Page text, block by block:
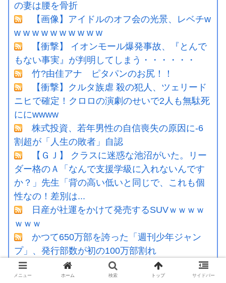
の妻は腰を骨折
【画像】アイドルのオフ会の光景、レベチw
w w w w w w w w w w
【衝撃】 イオンモール爆発事故、『とんで
もない事実』が判明してしまう・・・・・・
竹?由佳アナ ピタパンのお尻！！
【衝撃】クルタ族虐 殺の犯人、ツェリード
ニヒで確定！クロロの演劇のせいで2人も無駄死
ににwwww
株式投資、若年男性の自信喪失の原因に-6
割超が「人生の敗者」自認
【ＧＪ】 クラスに迷惑な池沼がいた。リー
ダー格のＡ「なんで支援学級に入れないんです
か？」先生「背の高い低いと同じで、これも個
性なの！差別は...
日産が社運をかけて発売するSUVｗｗｗｗ
ｗｗｗ
かつて650万部を誇った「週刊少年ジャン
プ」、発行部数が初の100万部割れ
【画像】 日産が社運をかけて発売するSUV
ｗｗｗｗｗｗｗ
メニュー ホーム 検索 トップ サイドバー